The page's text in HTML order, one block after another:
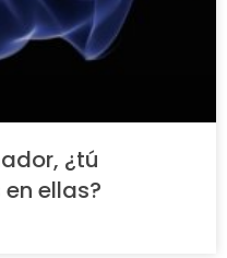
¿tú
ellas?